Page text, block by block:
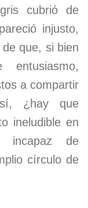
cubrió de
injusto,
que, si bien
a compartir
¿hay que
ineludible en
incapaz de
círculo de